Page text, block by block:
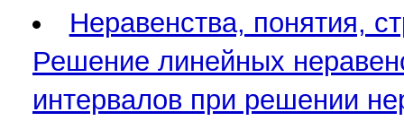
Неравенства, понятия,
Решение линейных
интервалов при решении